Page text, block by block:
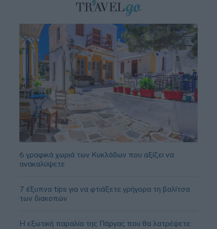
6 γραφικά χωριά των Κυκλάδων που αξίζει να
ανακαλύψετε
7 έξυπνα tips για να φτιάξετε γρήγορα τη βαλίτσα
των διακοπών
Η εξωτική παραλία της Πάργας που θα λατρέψετε